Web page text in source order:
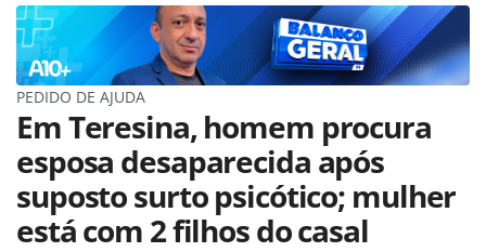
PEDIDO DE AJUDA
Em Teresina, homem procura
esposa desaparecida após
suposto surto psicótico; mulher
está com 2 filhos do casal